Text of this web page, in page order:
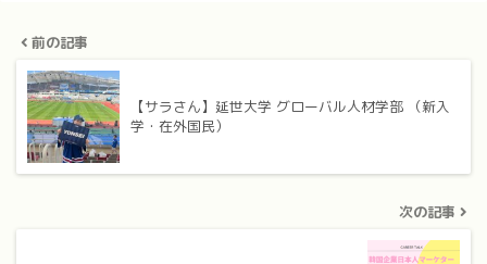
前の記事
【サラさん】延世大学 グローバル人材学部 （新入
学・在外国民）
次の記事